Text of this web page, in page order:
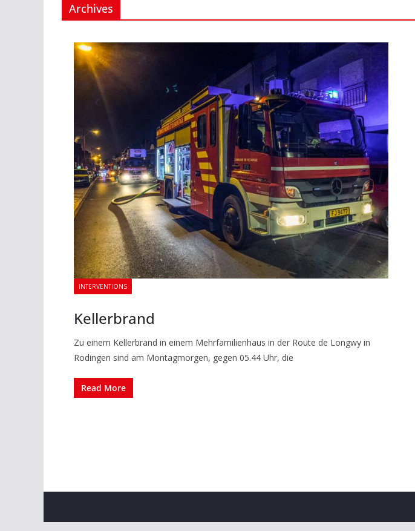
Archives
INTERVENTIONS
Kellerbrand
Zu einem Kellerbrand in einem Mehrfamilienhaus in der Route de Longwy in
Rodingen sind am Montagmorgen, gegen 05.44 Uhr, die
Read More